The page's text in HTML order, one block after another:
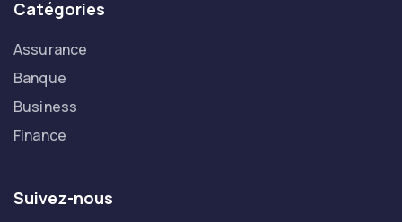
Business
Finance
Suivez-nous
Facebook